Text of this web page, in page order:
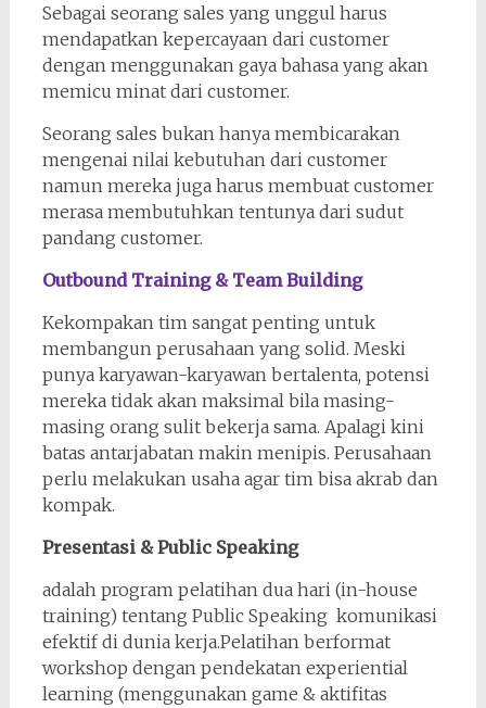
Sebagai seorang sales yang unggul harus
mendapatkan kepercayaan dari customer
dengan menggunakan gaya bahasa yang akan
memicu minat dari customer.
Seorang sales bukan hanya membicarakan
mengenai nilai kebutuhan dari customer
namun mereka juga harus membuat customer
merasa membutuhkan tentunya dari sudut
pandang customer.
Outbound Training & Team Building
Kekompakan tim sangat penting untuk
membangun perusahaan yang solid. Meski
punya karyawan-karyawan bertalenta, potensi
mereka tidak akan maksimal bila masing-
masing orang sulit bekerja sama. Apalagi kini
batas antarjabatan makin menipis. Perusahaan
perlu melakukan usaha agar tim bisa akrab dan
kompak.
Presentasi & Public Speaking
adalah program pelatihan dua hari (in-house
training) tentang Public Speaking komunikasi
efektif di dunia kerja.Pelatihan berformat
workshop dengan pendekatan experiential
learning (menggunakan game & aktifitas